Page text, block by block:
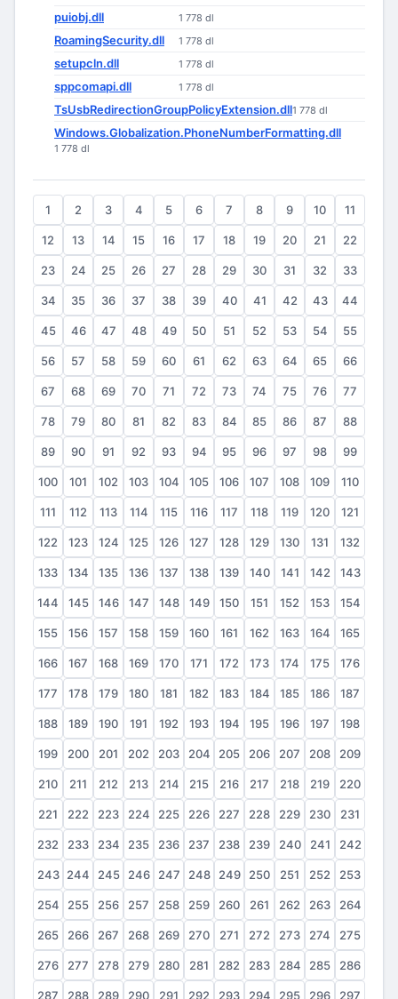
puiobj.dll 1 778 dl
RoamingSecurity.dll 1 778 dl
setupcln.dll 1 778 dl
sppcomapi.dll 1 778 dl
TsUsbRedirectionGroupPolicyExtension.dll1 778 dl
Windows.Globalization.PhoneNumberFormatting.dll
1 778 dl
1 2 3 4 5 6 7 8 9 10 11
12 13 14 15 16 17 18 19 20 21 22
23 24 25 26 27 28 29 30 31 32 33
34 35 36 37 38 39 40 41 42 43 44
45 46 47 48 49 50 51 52 53 54 55
56 57 58 59 60 61 62 63 64 65 66
67 68 69 70 71 72 73 74 75 76 77
78 79 80 81 82 83 84 85 86 87 88
89 90 91 92 93 94 95 96 97 98 99
100 101 102 103 104 105 106 107 108 109 110
111 112 113 114 115 116 117 118 119 120 121
122 123 124 125 126 127 128 129 130 131 132
133 134 135 136 137 138 139 140 141 142 143
144 145 146 147 148 149 150 151 152 153 154
155 156 157 158 159 160 161 162 163 164 165
166 167 168 169 170 171 172 173 174 175 176
177 178 179 180 181 182 183 184 185 186 187
188 189 190 191 192 193 194 195 196 197 198
199 200 201 202 203 204 205 206 207 208 209
210 211 212 213 214 215 216 217 218 219 220
221 222 223 224 225 226 227 228 229 230 231
232 233 234 235 236 237 238 239 240 241 242
243 244 245 246 247 248 249 250 251 252 253
254 255 256 257 258 259 260 261 262 263 264
265 266 267 268 269 270 271 272 273 274 275
276 277 278 279 280 281 282 283 284 285 286
287 288 289 290 291 292 293 294 295 296 297